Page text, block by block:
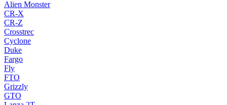
Alien Monster
CR-X
CR-Z
Crosstrec
Cyclone
Duke
Fargo
Fly
FTO
Grizzly
GTO